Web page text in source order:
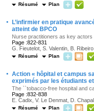
Résumé Plan
·
L’infirmier en pratique
atteint de BPCO
Nurse practitioners as key
Page :822-831
G. Fieutelot, S. Valentin, B.
Résumé Plan
· Action « hôpital et campus
exprimés par les étudiants
The ``tobacco-free hospital and
Page :832-838
E. Cadix, V. Le Denmat, D.
Résumé Plan